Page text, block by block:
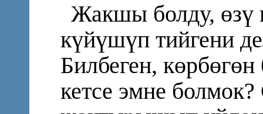
Жакшы болду, өзү
күйүшүп тийгени
Билбеген,
кетсе эмне